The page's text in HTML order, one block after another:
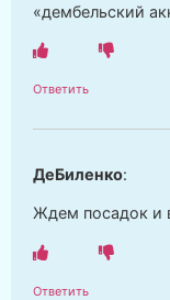
«дембельский
Ответить
ДеБиленко:
Ждем посадок и
Ответить